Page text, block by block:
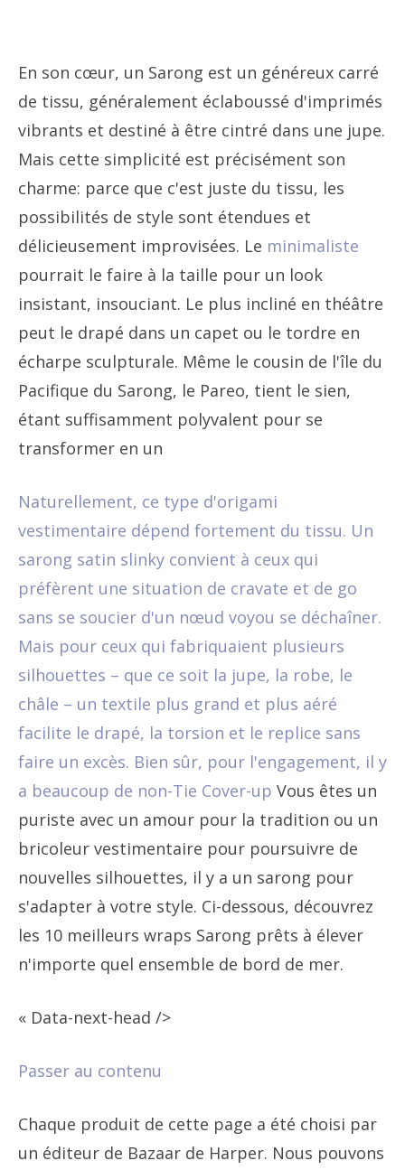
En son cœur, un Sarong est un généreux carré
de tissu, généralement éclaboussé d'imprimés
vibrants et destiné à être cintré dans une jupe.
Mais cette simplicité est précisément son
charme: parce que c'est juste du tissu, les
possibilités de style sont étendues et
délicieusement improvisées. Le minimaliste
pourrait le faire à la taille pour un look
insistant, insouciant. Le plus incliné en théâtre
peut le drapé dans un capet ou le tordre en
écharpe sculpturale. Même le cousin de l'île du
Pacifique du Sarong, le Pareo, tient le sien,
étant suffisamment polyvalent pour se
transformer en un
Naturellement, ce type d'origami
vestimentaire dépend fortement du tissu. Un
sarong satin slinky convient à ceux qui
préfèrent une situation de cravate et de go
sans se soucier d'un nœud voyou se déchaîner.
Mais pour ceux qui fabriquaient plusieurs
silhouettes – que ce soit la jupe, la robe, le
châle – un textile plus grand et plus aéré
facilite le drapé, la torsion et le replice sans
faire un excès. Bien sûr, pour l'engagement, il y
a beaucoup de non-Tie Cover-up Vous êtes un
puriste avec un amour pour la tradition ou un
bricoleur vestimentaire pour poursuivre de
nouvelles silhouettes, il y a un sarong pour
s'adapter à votre style. Ci-dessous, découvrez
les 10 meilleurs wraps Sarong prêts à élever
n'importe quel ensemble de bord de mer.
« Data-next-head />
Passer au contenu
Chaque produit de cette page a été choisi par
un éditeur de Bazaar de Harper. Nous pouvons